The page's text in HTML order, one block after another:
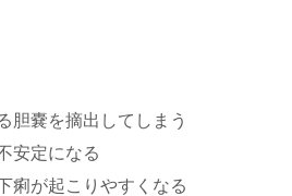
胆嚢を摘出してしまう
安定になる
痢が起こりやすくなる